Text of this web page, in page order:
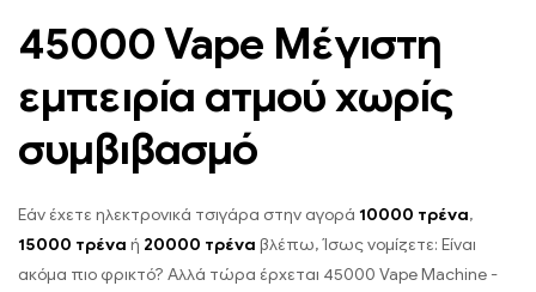
45000 Vape Μέγιστη
εμπειρία ατμού χωρίς
συμβιβασμό
Εάν έχετε ηλεκτρονικά τσιγάρα στην αγορά 10000 τρένα,
15000 τρένα ή 20000 τρένα βλέπω, Ίσως νομίζετε: Είναι
ακόμα πιο φρικτό? Αλλά τώρα έρχεται 45000 Vape Machine -